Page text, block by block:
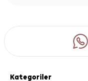
Kategoriler